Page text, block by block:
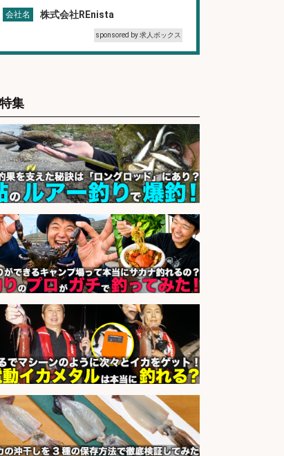
会社名 株式会社REnista
sponsored by 求人ボックス
ら車5分/お魚のカットや商品の陳列
業務/残業少なめ×車通勤OK×時間選
べる/鹿児島県/志布志市
会社名 株式会社ホットスタッフ鹿児島
sponsored by 求人ボックス
営業事務/釣り具メーカーでの営業
アシスタントのお仕事/残業なし/即
日勤務可/営業事務/軽作業
会社名 株式会社パソナ
レジ打ち/日払いOK/おさかなの三枚
おろし/新潟県/小千谷市
会社名 株式会社G&G
sponsored by 求人ボックス
精肉・青果・鮮魚販売/「志布志
市」「時給1,150円〜」志布志市内
特集